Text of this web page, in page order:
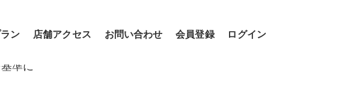
ン 店舗アクセス お問い合わせ 会員登録 ログイン